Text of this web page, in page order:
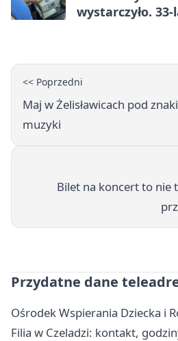
wystarczyło.
<< Poprzedni
Maj w Żelisławicach pod
muzyki
Bilet na koncert to nie
Przydatne dane
Ośrodek Wspierania Dziecka i
Filia w Czeladzi: kontakt,